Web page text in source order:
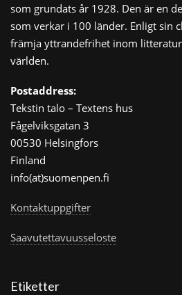
som grundats år 1928. Den är en
som verkar i 100 länder. Enligt sin
främja yttrandefrihet inom
världen.
Postaddress:
Tekstin talo – Textens hus
Fågelviksgatan 3
00530 Helsingfors
Finland
info(at)suomenpen.fi
Kontaktuppgifter
Saavutettavuusseloste
Etiketter